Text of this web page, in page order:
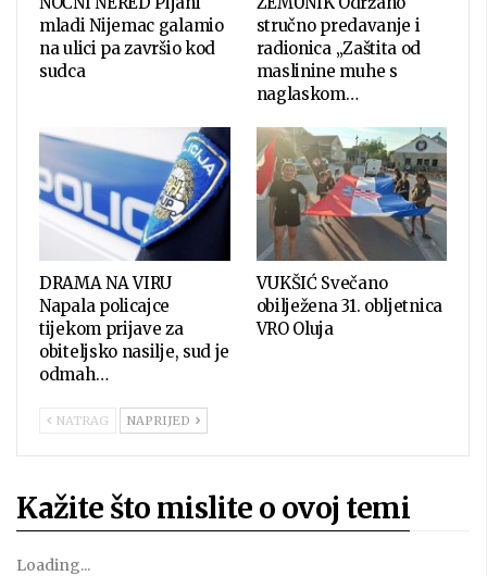
mladi Nijemac galamio
na ulici pa završio kod
sudca
stručno predavanje i
radionica „Zaštita od
maslinine muhe s
naglaskom…
DRAMA NA VIRU
Napala policajce
tijekom prijave za
obiteljsko nasilje, sud je
odmah…
VUKŠIĆ Svečano
obilježena 31. obljetnica
VRO Oluja
NATRAG NAPRIJED
Kažite što mislite o ovoj temi
Loading...